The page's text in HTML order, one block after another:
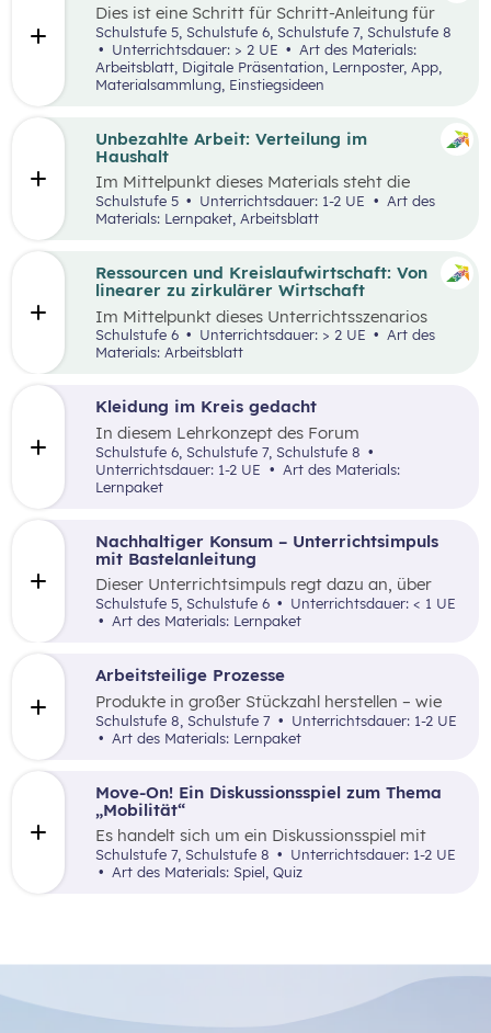
Ressourcen und Kreislaufwirtschaft: Von
linearer zu zirkulärer Wirtschaft
Im Mittelpunkt dieses Unterrichtsszenarios
steht ein sprachsensibel aufbereiteter Text zum
Thema verantwortungsvoller Umgang mit
„Wohin?“ gestellt und die Konzepte „lineares
Wirtschaften” und „Kreislaufwirtschaft”
erarbeitet.
Schulstufe 6 Unterrichtsdauer: > 2 UE
Art des
Materials: Arbeitsblatt
Unbezahlte Arbeit: Verteilung im
Haushalt
Im Mittelpunkt dieses Materials steht die
Auseinandersetzung mit (unbezahlter) Arbeit
und deren Verteilung. Der Schwerpunkt liegt
Beispielen wird an die Lebenswelt der
Schüler:innen angeknüpft, die selbst unbezahlte
Verteilung reflektieren.
Schulstufe 5 Unterrichtsdauer: 1-2 UE
Materials: Lernpaket, Arbeitsblatt
Dies ist eine Schritt für Schritt-Anleitung für
Lehrer:innen, die mit Jugendlichen ein echtes
Verkaufserlebnis organisieren wollen: Vom
Einstieg(Was haben Jugendliche erfunden?)
überZiele setzen bis hin zum gesamten Design
Thinking-Prozess
Preis berechnen
beschrieben. Tipps und Tricks rund um den
Markt-Tag selbst, sowie ein Vorschlag, wie das
Erlebnis gefeiert und präsentiert werden kann,
sind ebenfalls enthalten.
Schulstufe 5, Schulstufe 6, Schulstufe 7, Schulstufe 8
Unterrichtsdauer: > 2 UE
Arbeitsblatt, Digitale Präsentation, Lernposter, App,
Materialsammlung, Einstiegsideen
Nachhaltiger Konsum – Unterrichtsimpuls
mit Bastelanleitung
Dieser Unterrichtsimpuls regt dazu an, über
nachhaltigen Konsum zu sprechen und an
einem praktischen Beispiel den Trend
Schulstufe 5, Schulstufe 6
Unterrichtsdauer: < 1 UE
Art des Materials: Lernpaket
Move-On! Ein Diskussionsspiel zum Thema
„Mobilität“
Es handelt sich um ein Diskussionsspiel mit
Spielbrett und Aufgaben, welches mit dem
Thema Mobilität der Zukunft befasst.
Schulstufe 7, Schulstufe 8
Unterrichtsdauer: 1-2 UE
Art des Materials: Spiel, Quiz
Kleidung im Kreis gedacht
In diesem Lehrkonzept des Forum
Umweltbildung wird anhand eines Plakats und
eines Kurzfilms der Produktzyklus von Textilien
nachvollzogen und die Lernenden reflektieren
die Herstellung ihrer Kleidung.
Schulstufe 6, Schulstufe 7, Schulstufe 8
Unterrichtsdauer: 1-2 UE
Lernpaket
Arbeitsteilige Prozesse
Produkte in großer Stückzahl herstellen – wie
funktioniert das eigentlich? In diesem
praxisnahen Lernpaket erhalten wir einen
Schulstufe 8, Schulstufe 7
Unterrichtsdauer: 1-2 UE
Art des Materials: Lernpaket